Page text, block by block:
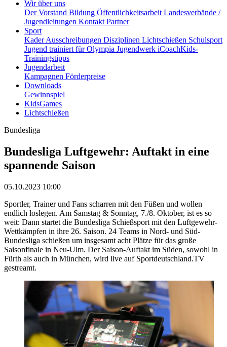
Wir über uns
Der Vorstand Bildung Öffentlichkeitsarbeit Landesverbände /
Jugendleitungen Kontakt Partner
Sport
KaderAusschreibungen Disziplinen Lichtschießen Schulsport
Jugend trainiert für Olympia Jugendwerk iCoachKids-
Trainingstipps
Jugendarbeit
Kampagnen Förderpreise
Downloads
Gewinnspiel
KidsGames
Lichtschießen
Bundesliga
Bundesliga Luftgewehr: Auftakt in eine
spannende Saison
05.10.2023 10:00
Sportler, Trainer und Fans scharren mit den Füßen und wollen
endlich loslegen. Am Samstag & Sonntag, 7./8. Oktober, ist es so
weit: Dann startet die Bundesliga Schießsport mit den Luftgewehr-
Wettkämpfen in ihre 26. Saison. 24 Teams in Nord- und Süd-
Bundesliga schießen um insgesamt acht Plätze für das große
Saisonfinale in Neu-Ulm. Der Saison-Auftakt im Süden, sowohl in
Fürth als auch in München, wird live auf Sportdeutschland.TV
gestreamt.